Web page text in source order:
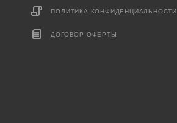
ПОЛИТИКА КОНФИДЕНЦИАЛЬНОСТИ
ДОГОВОР ОФЕРТЫ